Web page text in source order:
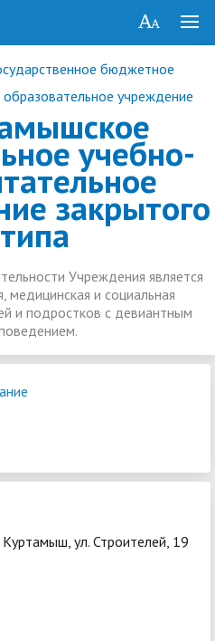
бюджетное
учреждение
учебно-
закрытого
типа
Учреждения является
медицинская и социальная
и подростков с девиантным
ул. Строителей, 19